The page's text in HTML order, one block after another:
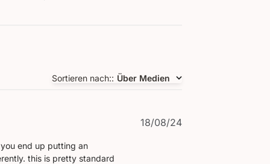
Sortieren nach:: Über Medien
end up putting an
this is pretty standard
18/08/24